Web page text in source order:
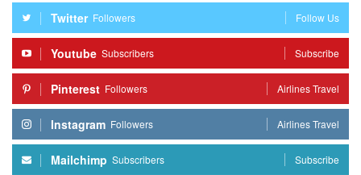
Twitter Followers Follow Us
Youtube Subscribers Subscribe
Pinterest Followers Airlines Travel
Instagram Followers Airlines Travel
Mailchimp Subscribers Subscribe